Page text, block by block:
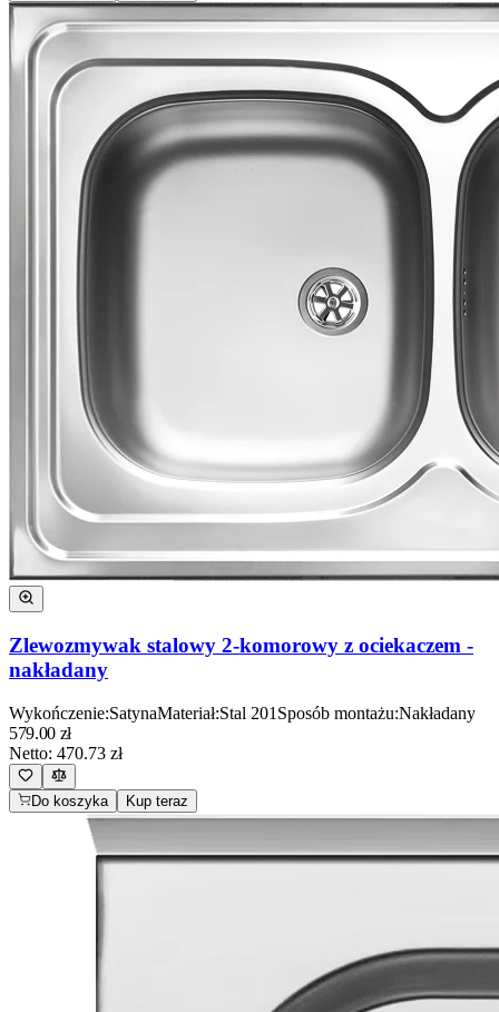
Zlewozmywak stalowy 2-komorowy z ociekaczem -
nakładany
Wykończenie:SatynaMateriał:Stal 201 Sposób montażu:Nakładany
579.00 zł
Netto: 470.73 zł
Do koszyka Kup teraz